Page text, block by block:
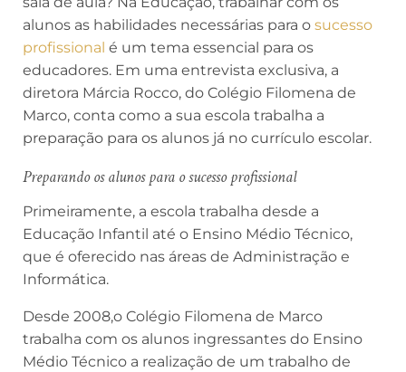
alunos as habilidades necessárias para o sucesso
profissional é um tema essencial para os
educadores. Em uma entrevista exclusiva, a
diretora Márcia Rocco, do Colégio Filomena de
Marco, conta como a sua escola trabalha a
preparação para os alunos já no currículo escolar.
Preparando os alunos para o sucesso profissional
Primeiramente, a escola trabalha desde a
Educação Infantil até o Ensino Médio Técnico,
que é oferecido nas áreas de Administração e
Informática.
Desde 2008,o Colégio Filomena de Marco
trabalha com os alunos ingressantes do Ensino
Médio Técnico a realização de um trabalho de